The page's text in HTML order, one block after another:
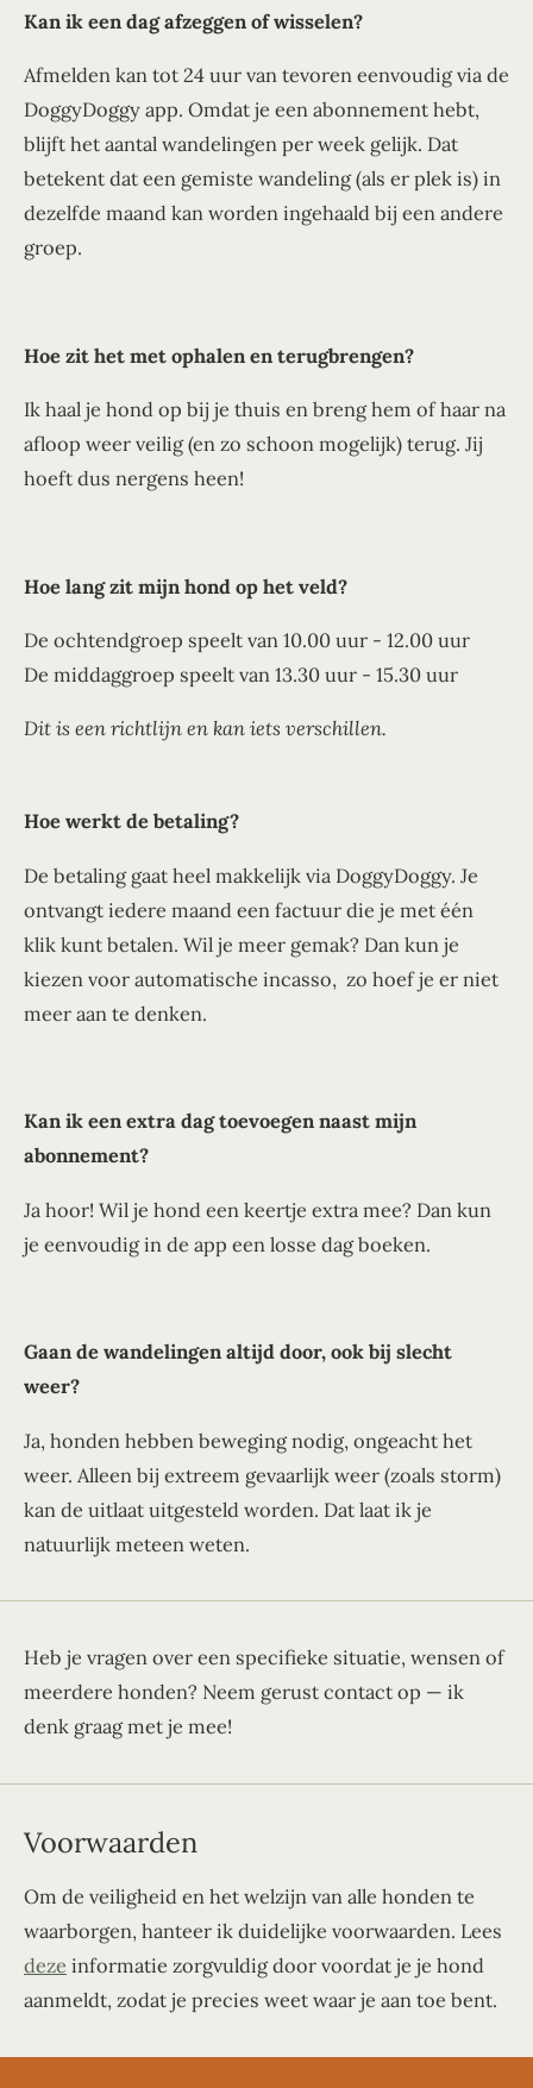
Kan ik een dag afzeggen of wisselen?
Afmelden kan tot 24 uur van tevoren eenvoudig via de
DoggyDoggy app. Omdat je een abonnement hebt,
blijft het aantal wandelingen per week gelijk. Dat
betekent dat een gemiste wandeling (als er plek is) in
dezelfde maand kan worden ingehaald bij een andere
groep.
Hoe zit het met ophalen en terugbrengen?
Ik haal je hond op bij je thuis en breng hem of haar na
afloop weer veilig (en zo schoon mogelijk) terug. Jij
hoeft dus nergens heen!
Hoe lang zit mijn hond op het veld?
De ochtendgroep speelt van 10.00 uur - 12.00 uur
De middaggroep speelt van 13.30 uur - 15.30 uur
Dit is een richtlijn en kan iets verschillen.
Hoe werkt de betaling?
De betaling gaat heel makkelijk via DoggyDoggy. Je
ontvangt iedere maand een factuur die je met één
klik kunt betalen. Wil je meer gemak? Dan kun je
kiezen voor automatische incasso, zo hoef je er niet
meer aan te denken.
Kan ik een extra dag toevoegen naast mijn
abonnement?
Ja hoor! Wil je hond een keertje extra mee? Dan kun
je eenvoudig in de app een losse dag boeken.
Gaan de wandelingen altijd door, ook bij slecht
weer?
Ja, honden hebben beweging nodig, ongeacht het
weer. Alleen bij extreem gevaarlijk weer (zoals storm)
kan de uitlaat uitgesteld worden. Dat laat ik je
natuurlijk meteen weten.
Heb je vragen over een specifieke situatie, wensen of
meerdere honden? Neem gerust contact op — ik
denk graag met je mee!
Voorwaarden
Om de veiligheid en het welzijn van alle honden te
waarborgen, hanteer ik duidelijke voorwaarden. Lees
deze informatie zorgvuldig door voordat je je hond
aanmeldt, zodat je precies weet waar je aan toe bent.